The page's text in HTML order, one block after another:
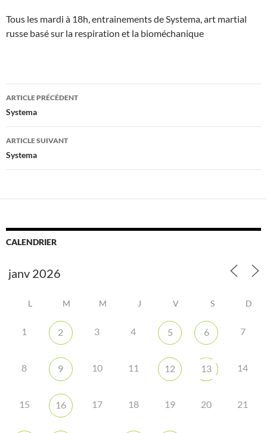
Tous les mardi à 18h, entrainements de Systema, art martial
russe basé sur la respiration et la bioméchanique
Navigation
des
articles
ARTICLE PRÉCÉDENT
Systema
ARTICLE SUIVANT
Systema
CALENDRIER
L M M J V S D
1 2 3 4 5 6 7
8 9 10 11 12 13 14
15 16 17 18 19 20 21